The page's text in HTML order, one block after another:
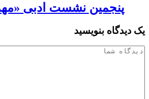
پنجمین نشست ادبی
یک دیدگاه بنویسید